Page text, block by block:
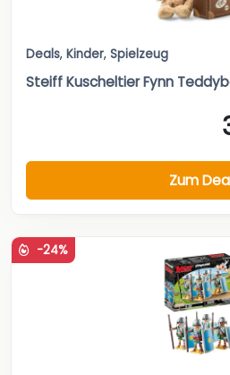
Deals, Kinder, Spielzeug
Steiff Kuscheltier Fynn
Zum
-24%